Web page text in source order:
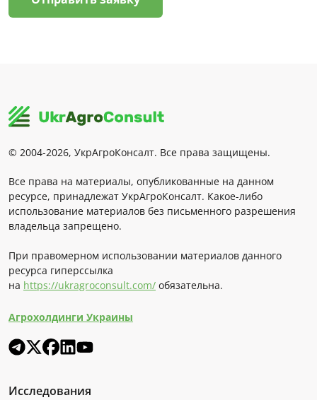
© 2004-2026, УкрАгроКонсалт. Все права защищены.
Все права на материалы, опубликованные на данном
ресурсе, принадлежат УкрАгроКонсалт. Какое-либо
использование материалов без письменного разрешения
владельца запрещено.
При правомерном использовании материалов данного
ресурса гиперссылка
на https://ukragroconsult.com/ обязательна.
Агрохолдинги Украины
Исследования